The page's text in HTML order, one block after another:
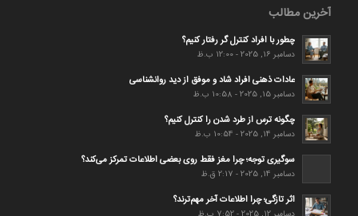
آخرین مطالب
چطور با افراد کنترل گر رفتار کنیم؟
دسامبر 16, 2025 - 12:00 ب.ظ
عادات ذهنی افراد شاد و موفق از دید روانشناسی
دسامبر 15, 2025 - 10:58 ب.ظ
چگونه ترس از طرد شدن را کنترل کنیم؟
دسامبر 14, 2025 - 10:54 ب.ظ
سوگیری توجه؛ چرا مغز فقط روی بعضی اطلاعات تمرکز می‌کند؟
دسامبر 14, 2025 - 2:17 ق.ظ
اثر تازگی؛ چرا اطلاعات آخر مهم‌ترند؟